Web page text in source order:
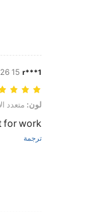
r***1
15 Jul,2026
لون: متعدد
لون: متعدد
work :)
ترجمة